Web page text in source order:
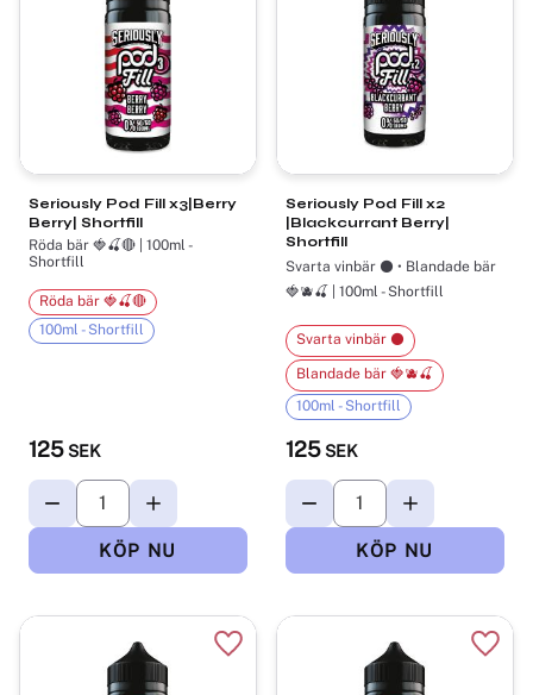
Seriously Pod Fill x3|Berry
Berry| Shortfill
Röda bär 🍓🍒🔴 | 100ml -
Shortfill
125 SEK
Röda bär 🍓🍒🔴
100ml - Shortfill
Seriously Pod Fill x2
|Blackcurrant Berry|
Shortfill
Svarta vinbär ⚫ • Blandade bär
🍓🫐🍒 | 100ml - Shortfill
125 SEK
Svarta vinbär ⚫
Blandade bär 🍓🫐🍒
100ml - Shortfill
Lägg till i favoriter